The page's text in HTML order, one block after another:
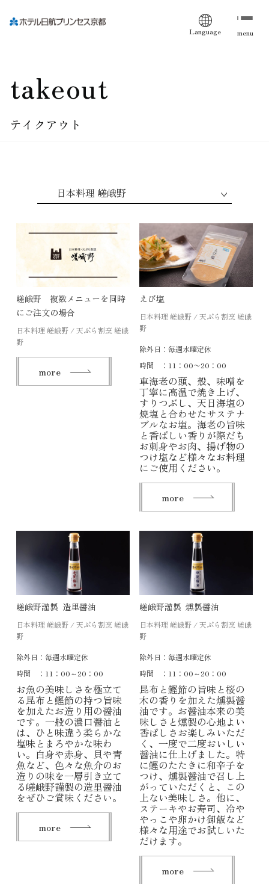
Language menu
takeout
テイクアウト
嵯峨野 複数メニューを同時
にご注文の場合
日本料理 嵯峨野 / 天ぷら割烹 嵯峨
野
more
えび塩
日本料理 嵯峨野 / 天ぷら割烹 嵯峨
野
除外日： 毎週水曜定休
時間 ： 11：00〜20：00
車海老の頭、殻、味噌を
丁寧に高温で焼き上げ、
すりつぶし、天日海塩の
焼塩と合わせたサステナ
ブルなお塩。海老の旨味
と香ばしい香りが際だち
お刺身やお肉、揚げ物の
つけ塩など様々なお料理
にご使用ください。
more
嵯峨野謹製 造里醤油
日本料理 嵯峨野 / 天ぷら割烹 嵯峨
野
除外日： 毎週水曜定休
時間 ： 11：00～20：00
お魚の美味しさを極立て
る昆布と鰹節の持つ旨味
を加えたお造り用の醤油
です。一般の濃口醤油と
は、ひと味違う柔らかな
塩味とまろやかな味わ
い。白身や赤身、貝や青
魚など、色々な魚介のお
造りの味を一層引き立て
る嵯峨野謹製の造里醤油
をぜひご賞味ください。
more
嵯峨野謹製 燻製醤油
日本料理 嵯峨野 / 天ぷら割烹 嵯峨
野
除外日： 毎週水曜定休
時間 ： 11：00～20：00
昆布と鰹節の旨味と桜の
木の香りを加えた燻製醤
油です。お醤油本来の美
味しさと燻製の心地よい
香ばしさお楽しみいただ
く、一度で二度おいしい
醤油に仕上げました。特
に鰹のたたきに和辛子を
つけ、燻製醤油で召し上
がっていただくと、この
上ない美味しさ。他に、
ステーキやお寿司、冷や
やっこや卵かけ御飯など​​​​​​​
様々な用途でお試しいた
だけます。
more